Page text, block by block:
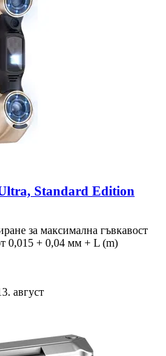
Standard Edition
за максимална гъвкавост
0,015 + 0,04 мм + L (m)
август